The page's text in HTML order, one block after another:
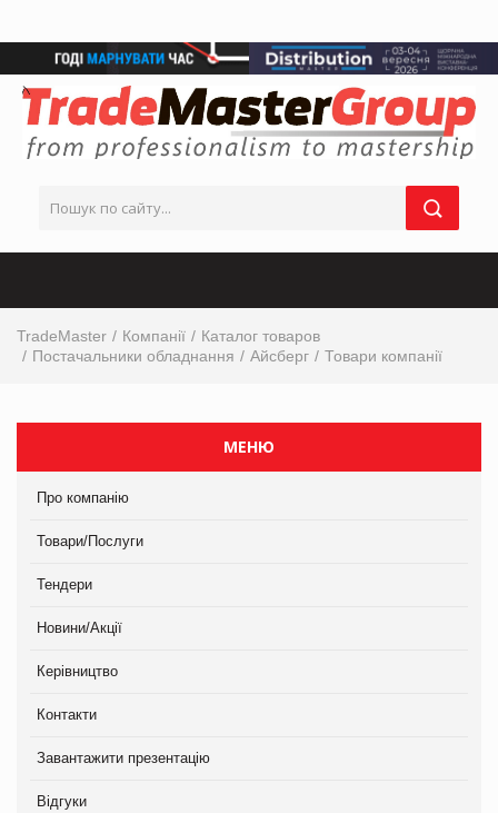
TradeMaster Компанії
Каталог товаров
Постачальники обладнання
Айсберг Товари компанії
МЕНЮ
Про компанію
Товари/Послуги
Тендери
Новини/Акції
Керівництво
Контакти
Завантажити презентацію
Відгуки